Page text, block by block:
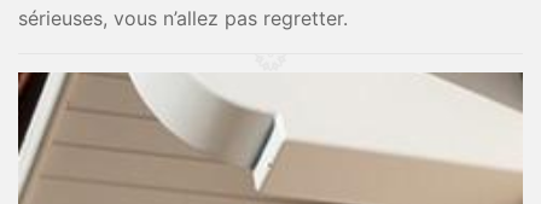
sérieuses, vous n’allez pas regretter.